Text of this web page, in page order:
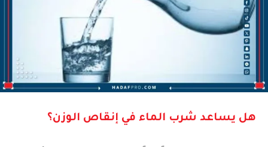
هل يساعد شرب الماء في إنقاص الوزن؟